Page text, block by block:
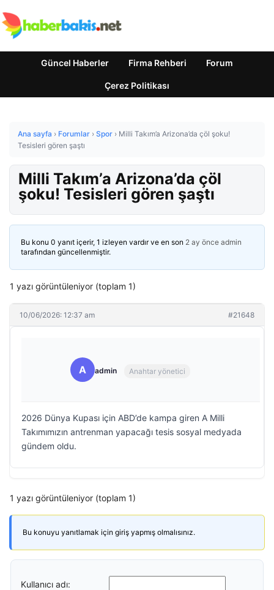
Güncel Haberler Firma Rehberi Forum
Çerez Politikası
Ana sayfa › Forumlar › Spor › Milli Takım’a Arizona’da çöl şoku!
Tesisleri gören şaştı
Milli Takım’a Arizona’da çöl
şoku! Tesisleri gören şaştı
Bu konu 0 yanıt içerir, 1 izleyen vardır ve en son 2 ay önce admin
tarafından güncellenmiştir.
1 yazı görüntüleniyor (toplam 1)
10/06/2026: 12:37 am #21648
A admin Anahtar yönetici
2026 Dünya Kupası için ABD’de kampa giren A Milli
Takımımızın antrenman yapacağı tesis sosyal medyada
gündem oldu.
1 yazı görüntüleniyor (toplam 1)
Bu konuyu yanıtlamak için giriş yapmış olmalısınız.
Kullanıcı adı: